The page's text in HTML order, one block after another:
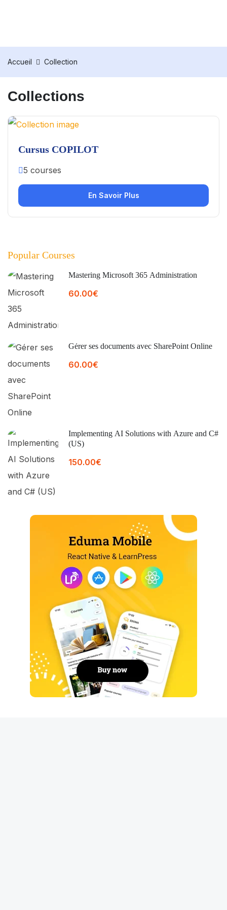
Accueil Collection
Collections
Cursus COPILOT
5 courses
En Savoir Plus
Popular Courses
Mastering Microsoft 365 Administration
60.00€
Gérer ses documents avec SharePoint Online
60.00€
Implementing AI Solutions with Azure and C#
(US)
150.00€